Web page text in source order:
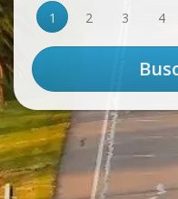
1
2 3 4